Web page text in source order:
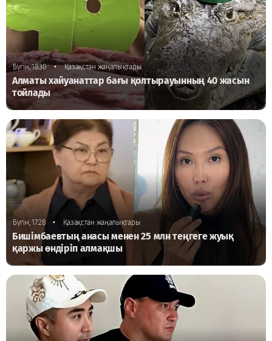
Бүгін, 18:30 • Қазақстан жаңалықтары
Алматы хайуанаттар бағы қолтырауынның 40 жасын
тойлады
Бүгін, 17:28 • Қазақстан жаңалықтары
Бишімбаевтың анасы менен 25 млн теңгеге жуық
қаржы өндіріп алмақшы